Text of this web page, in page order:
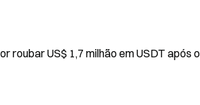
roubar US$ 1,7 milhão em USDT após o